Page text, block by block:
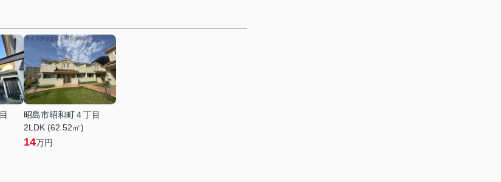
昭島市昭和町４丁目
2LDK (62.52㎡)
14万円